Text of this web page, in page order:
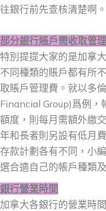
往銀行前先查核清楚啊。
部分銀行賬戶需收取管
特別提提大家的是加拿
不同種類的賬戶都有所
取賬戶管理費。就以多
Financial Group)爲例
額度，則每月需額外繳
年和長者則另設有低月
存款計劃各有不同，小
選合適自己的帳戶種類
銀行營業時間
加拿大各銀行的營業時